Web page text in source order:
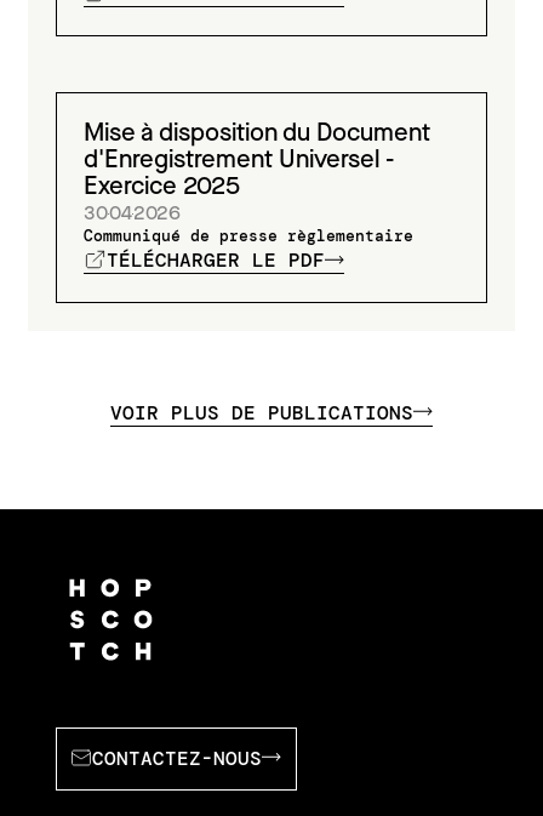
Mise à disposition du Document
d'Enregistrement Universel -
Exercice 2025
30042026
Communiqué de presse règlementaire
TÉLÉCHARGER LE PDF
VOIR PLUS DE PUBLICATIONS
CONTACTEZ-NOUS